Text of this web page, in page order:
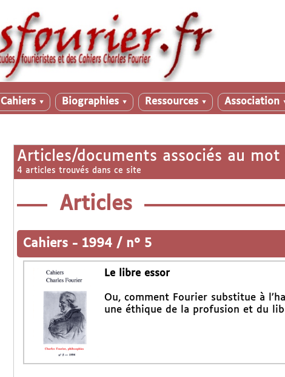
Cahiers ▼ Biographies ▼ Ressources ▼ Association
Articles/documents associés au mot
4 articles trouvés dans ce site
Articles
Cahiers - 1994 / n° 5
Le libre essor
Ou, comment Fourier substitue à
une éthique de la profusion et du